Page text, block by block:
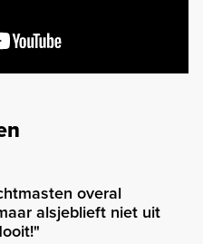
overal
alsjeblieft niet uit